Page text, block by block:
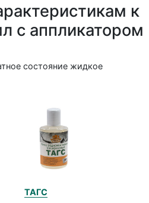
к
с аппликатором
состояние жидкое
ТАГС